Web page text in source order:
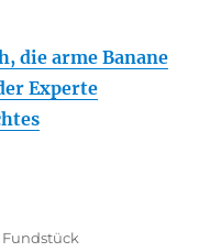
die arme Banane
Experte
Categories
Fundstück